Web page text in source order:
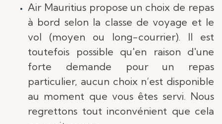
Air Mauritius propose un choix de repas
à bord selon la classe de voyage et le
vol (moyen ou long-courrier). Il est
toutefois possible qu'en raison d'une
forte demande pour un repas
particulier, aucun choix n’est disponible
au moment que vous êtes servi. Nous
regrettons tout inconvénient que cela